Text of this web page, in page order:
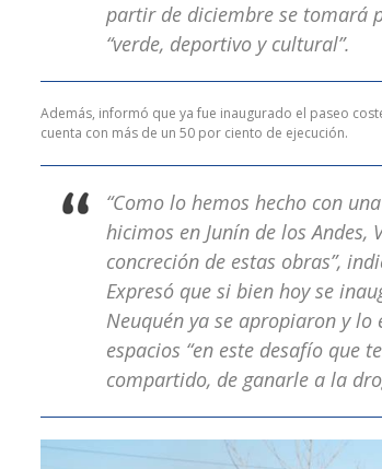
partir de diciembre se tomará
“verde, deportivo y cultural”.
Además, informó que ya fue inaugurado el paseo
cuenta con más de un 50 por ciento de ejecución.
“Como lo hemos hecho con
hicimos en Junín de los
concreción de estas obras”,
Expresó que si bien hoy se
Neuquén ya se apropiaron y
espacios “en este desafío que
compartido, de ganarle a la